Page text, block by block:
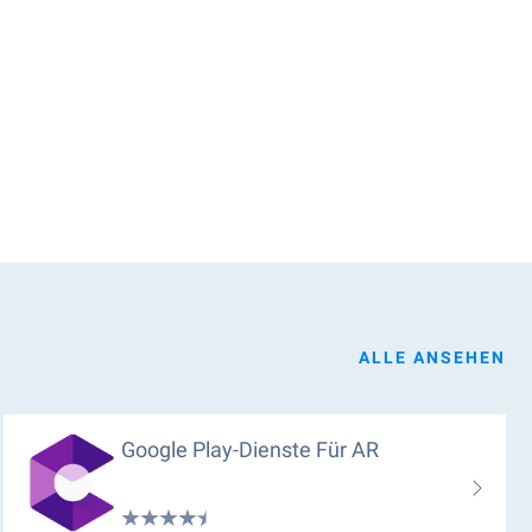
ALLE ANSEHEN
Google Play-Dienste Für AR